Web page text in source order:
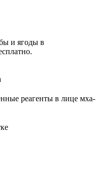
и ягоды в
реагенты в лице мха-